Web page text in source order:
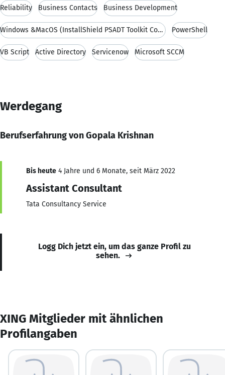
Reliability Business Contacts Business Development
Windows &MacOS (InstallShield PSADT Toolkit Composer) PowerShell
VB Script Active Directory Servicenow Microsoft SCCM
Werdegang
Berufserfahrung von Gopala Krishnan
Bis heute 4 Jahre und 6 Monate, seit März 2022
Assistant Consultant
Tata Consultancy Service
Logg Dich jetzt ein, um das ganze Profil zu
sehen.
XING Mitglieder mit ähnlichen
Profilangaben